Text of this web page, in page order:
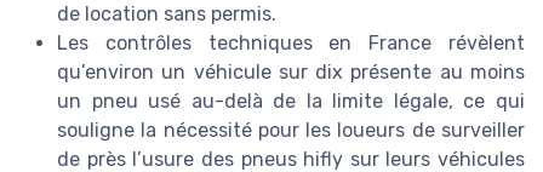
de location sans permis.
Les contrôles techniques en France révèlent
qu’environ un véhicule sur dix présente au moins
un pneu usé au-delà de la limite légale, ce qui
souligne la nécessité pour les loueurs de surveiller
de près l’usure des pneus hifly sur leurs véhicules